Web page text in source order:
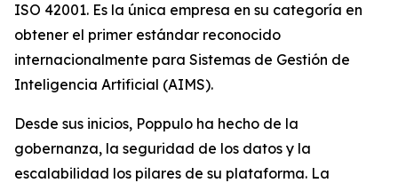
ISO 42001. Es la única empresa en su categoría en
obtener el primer estándar reconocido
internacionalmente para Sistemas de Gestión de
Inteligencia Artificial (AIMS).
Desde sus inicios, Poppulo ha hecho de la
gobernanza, la seguridad de los datos y la
escalabilidad los pilares de su plataforma. La